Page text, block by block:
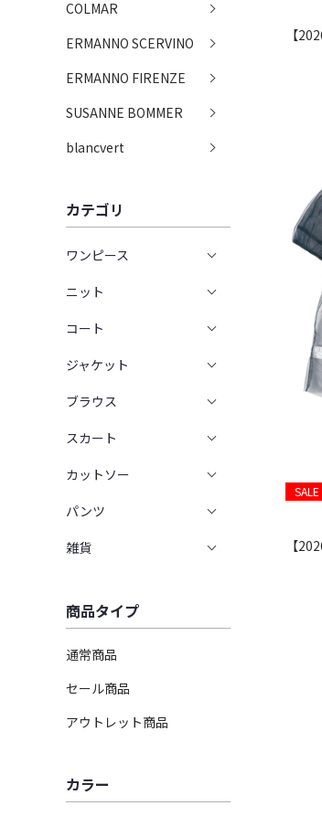
COLMAR
ERMANNO SCERVINO
ERMANNO FIRENZE
SUSANNE BOMMER
blancvert
カテゴリ
ワンピース
ニット
コート
ジャケット
ブラウス
スカート
カットソー
パンツ
雑貨
商品タイプ
通常商品
セール商品
アウトレット商品
カラー
SALE